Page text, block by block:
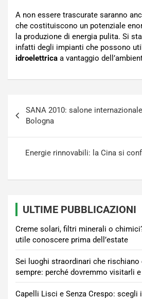
A non essere trascurate saranno
che costituiscono un potenziale
la produzione di energia pulita. Si
infatti degli impianti che possono
idroelettrica a vantaggio
articoli
SANA 2010: salone
Bologna
Energie rinnovabili: la Cina si
ULTIME PUBBLICAZIONI
Creme solari, filtri minerali o
utile conoscere prima dell’estate
Sei luoghi straordinari che rischiano
sempre: perché dovremmo visitarli
Capelli Lisci e Senza Crespo: